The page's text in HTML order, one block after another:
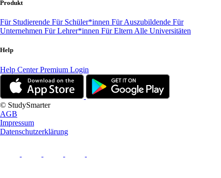
Produkt
Für Studierende Für Schüler*innen Für Auszubildende Für
Unternehmen Für Lehrer*innen Für Eltern Alle Universitäten
Help
Help CenterPremium Login
© StudySmarter
AGB
Impressum
Datenschutzerklärung